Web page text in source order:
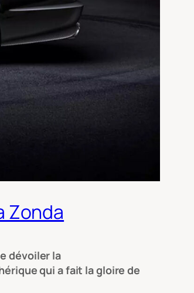
Zonda
dévoiler la
qui a fait la gloire de